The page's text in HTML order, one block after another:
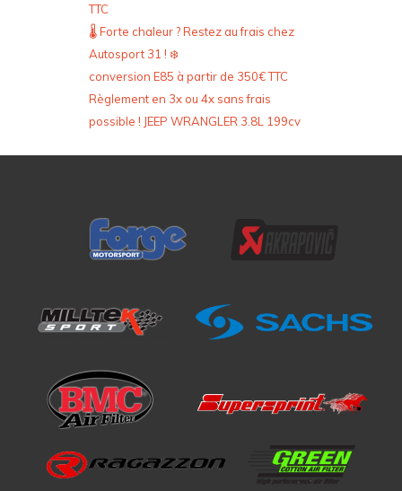
TTC
🌡️ Forte chaleur ? Restez au frais chez
Autosport 31 ! ❄️
conversion E85 à partir de 350€ TTC
Règlement en 3x ou 4x sans frais
possible ! JEEP WRANGLER 3.8L 199cv